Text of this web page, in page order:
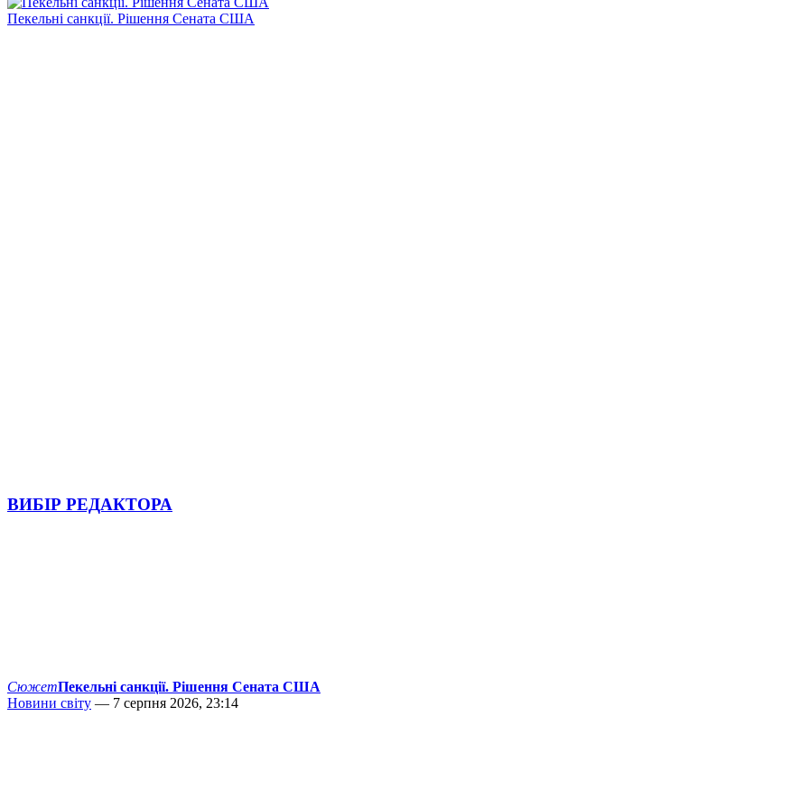
Пекельні санкції. Рішення Сената США
ВИБІР РЕДАКТОРА
СюжетПекельні санкції. Рішення Сената США
Новини світу — 7 серпня 2026, 23:14